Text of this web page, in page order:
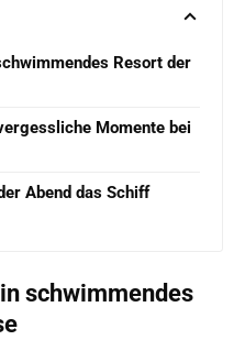
Resort der
Momente bei
Abend das Schiff
schwimmendes